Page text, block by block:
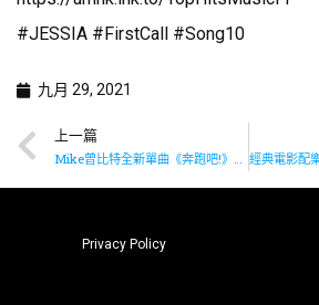
#JESSIA #FirstCall #Song10
九月 29, 2021
上一篇
Mike曾比特全新單曲《奔跑吧!》現已推出
Privacy Policy